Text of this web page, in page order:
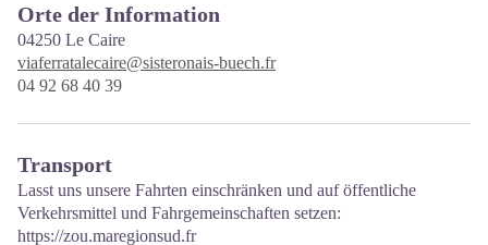
Orte der Information
04250 Le Caire
viaferratalecaire@sisteronais-buech.fr
04 92 68 40 39
Transport
Lasst uns unsere Fahrten einschränken und auf öffentliche
Verkehrsmittel und Fahrgemeinschaften setzen:
https://zou.maregionsud.fr